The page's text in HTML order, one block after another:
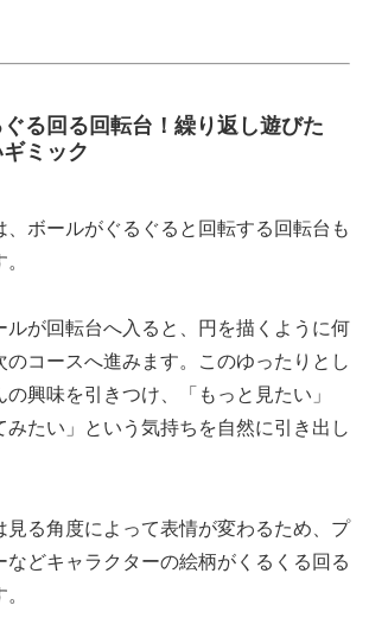
る回る回転台！繰り返し遊びた
ミック
、ボールがぐるぐると回転する回転台も
ルが回転台へ入ると、円を描くように何
のコースへ進みます。このゆったりとし
興味を引きつけ、「もっと見たい」
みたい」という気持ちを自然に引き出し
見る角度によって表情が変わるため、プ
などキャラクターの絵柄がくるくる回る